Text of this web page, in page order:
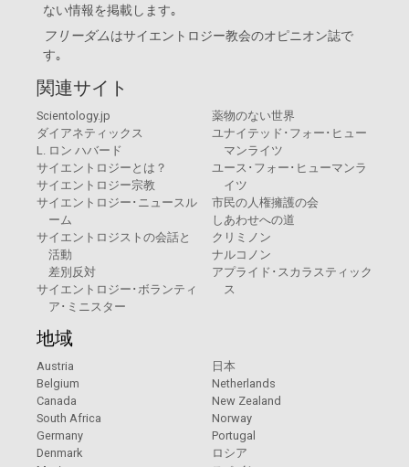
ない情報を掲載します｡
フリーダムはサイエントロジー教会のオピニオン誌で
す｡
関連サイト
Scientology.jp
ダイアネティックス
L. ロン ハバード
サイエントロジーとは？
サイエントロジー宗教
サイエントロジー･ニュースル
ーム
サイエントロジストの会話と
活動
差別反対
サイエントロジー･ボランティ
ア･ミニスター
薬物のない世界
ユナイテッド･フォー･ヒュー
マンライツ
ユース･フォー･ヒューマンラ
イツ
市民の人権擁護の会
しあわせへの道
クリミノン
ナルコノン
アプライド･スカラスティック
ス
地域
Austria
Belgium
Canada
South Africa
Germany
Denmark
日本
Netherlands
New Zealand
Norway
Portugal
ロシア